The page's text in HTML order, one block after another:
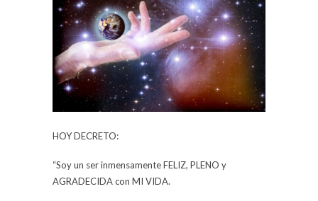
HOY DECRETO:
“Soy un ser inmensamente FELIZ, PLENO y
AGRADECIDA con MI VIDA.